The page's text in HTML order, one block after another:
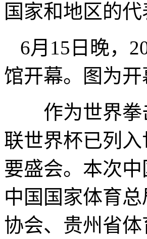
国家和地区的
6月15日晚，
馆开幕。图为
作为世界拳
联世界杯已列
要盛会。本次
中国国家体育
协会、贵州省